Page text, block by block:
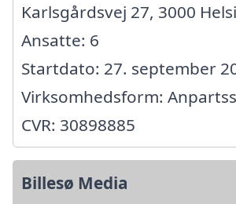
Karlsgårdsvej 27, 3000
Ansatte: 6
Startdato: 27. september
Virksomhedsform:
CVR: 30898885
Billesø Media